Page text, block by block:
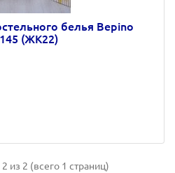
белья Bepino
(ЖК22)
из 2 (всего 1 страниц)